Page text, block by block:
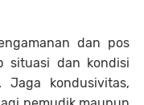
dan pos
situasi dan kondisi
Jaga kondusivitas,